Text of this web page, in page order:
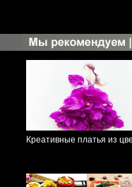
Креативные платья из